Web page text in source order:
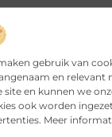
gebruik van
en relevant
site en kunnen we
ook worden
Meer
perfecte
het genieten
erg veel
om...
bezig te